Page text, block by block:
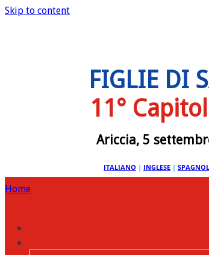
Skip to content
FIGLIE DI
11°
Ariccia, 5
ITALIANO | INGLESE |
Home